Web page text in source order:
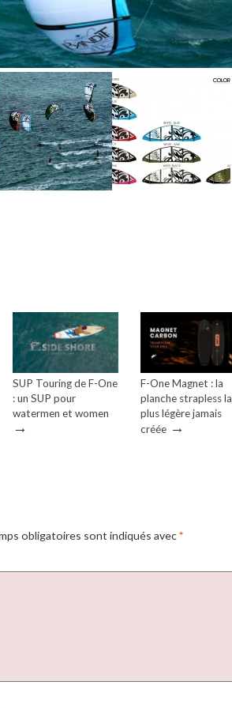
SUP Touring de F-One
: un SUP pour
watermen et women
→
F-One Magnet : la
planche strapless la
plus légère jamais
créée →
obligatoires sont indiqués avec*